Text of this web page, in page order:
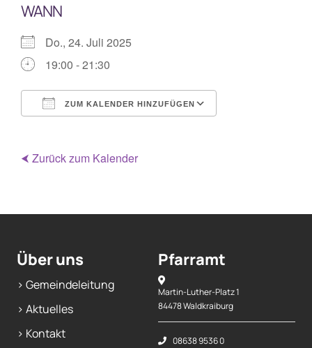
WANN
Do., 24. Juli 2025
19:00 - 21:30
ZUM KALENDER HINZUFÜGEN
⮜ Zurück zum Kalender
Über uns
> Gemeindeleitung
> Aktuelles
> Kontakt
Pfarramt
Martin-Luther-Platz 1
84478 Waldkraiburg
08638 9536 0